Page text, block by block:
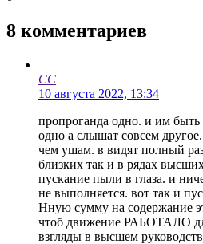
8 комментариев
СС
10 августа 2022, 13:34
пропроганда одно. и им быть
одно а слышат совсем
чем ушам. в видят полный
близких так и в рядах
пускание пыли в глаза. и
не выполняется. вот так и
Нную сумму на содержание
чтоб движение РАБОТАЛО
взгляды в высшем